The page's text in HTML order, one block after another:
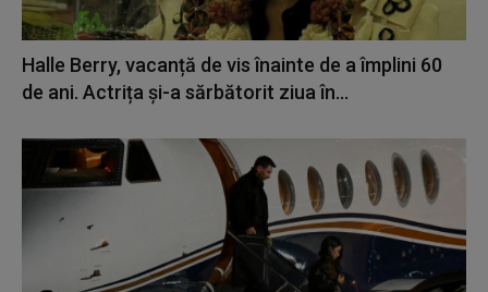
Halle Berry, vacanță de vis înainte de a împlini 60
de ani. Actrița și-a sărbătorit ziua în...